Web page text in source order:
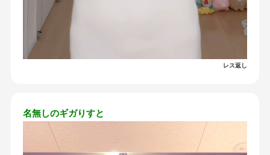
レス返し
名無しのギガりすと